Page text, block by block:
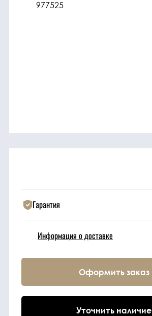
ГСМ
Прочие
Фильтрующие
Ходовые части
Гарантия
Информация о доставке
Оформить заказ
Уточнить наличие